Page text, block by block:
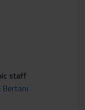
staff
Bertani